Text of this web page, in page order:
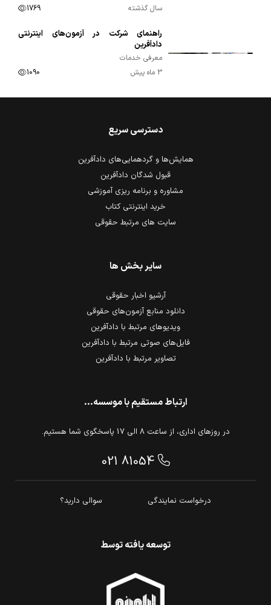
سال گذشته
1769
راهنمای شرکت در آزمون‌های اینترنتی
دادآفرین
معرفی خدمات
3 ماه پیش
1090
ارتباط مستقیم با موسسه...
در روزهای اداری، از ساعت 8 الی 17 پاسخگوی شما هستیم.
021 81054
درخواست نمایندگی سوالی دارید؟
دسترسی سریع
همایش‌ها و گردهمایی‌های دادآفرین
قبول شدگان دادآفرین
مشاوره و برنامه ریزی آموزشی
خرید اینترنتی کتاب
سایت های مرتبط حقوقی
سایر بخش ها
آرشیو اخبار حقوقی
دانلود منابع آزمون‌های حقوقی
ویدیوهای مرتبط با دادآفرین
فایل‌های صوتی مرتبط با دادآفرین
تصاویر مرتبط با دادآفرین
توسعه یافته توسط